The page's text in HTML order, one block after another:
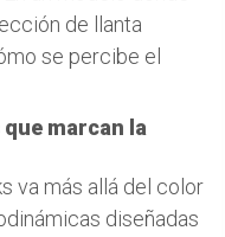
de llanta
se percibe el
marcan la
va más allá del color
diseñadas